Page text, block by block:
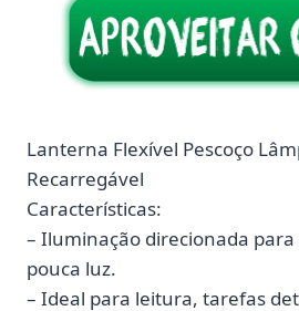
Lanterna Flexível Pescoço
Recarregável
Características:
– Iluminação direcionada
pouca luz.
– Ideal para leitura, tarefas